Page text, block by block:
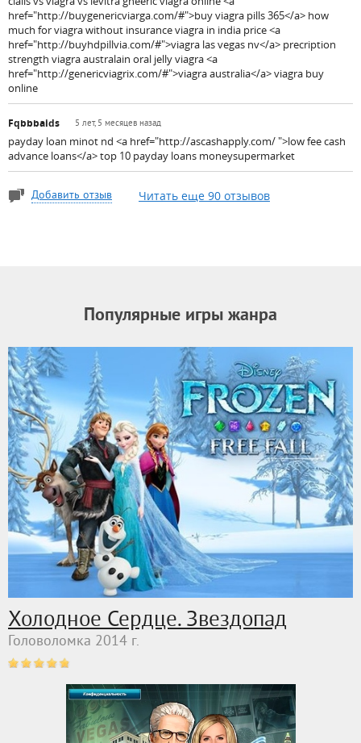
href="http://buygenericviarga.com/#">buy viagra pills 365</a> how
much for viagra without insurance viagra in india price <a
href="http://buyhdpillvia.com/#">viagra las vegas nv</a> precription
strength viagra australain oral jelly viagra <a
href="http://genericviagrix.com/#">viagra australia</a> viagra buy
online
Fqbbbaids 5 лет, 5 месяцев назад
payday loan minot nd <a href="http://ascashapply.com/ ">low fee cash
advance loans</a> top 10 payday loans moneysupermarket
Добавить отзыв Читать еще 90 отзывов
Популярные игры жанра
Холодное Сердце. Звездопад
Головоломка 2014 г.